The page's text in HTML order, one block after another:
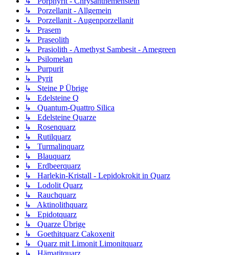
↳ Porzellanit - Allgemein
↳ Porzellanit - Augenporzellanit
↳ Prasem
↳ Praseolith
↳ Prasiolith - Amethyst Sambesit - Amegreen
↳ Psilomelan
↳ Purpurit
↳ Pyrit
↳ Steine P Übrige
↳ Edelsteine Q
↳ Quantum-Quattro Silica
↳ Edelsteine Quarze
↳ Rosenquarz
↳ Rutilquarz
↳ Turmalinquarz
↳ Blauquarz
↳ Erdbeerquarz
↳ Harlekin-Kristall - Lepidokrokit in Quarz
↳ Lodolit Quarz
↳ Rauchquarz
↳ Aktinolithquarz
↳ Epidotquarz
↳ Quarze Übrige
↳ Goethitquarz Cakoxenit
↳ Quarz mit Limonit Limonitquarz
↳ Hämatitquarz